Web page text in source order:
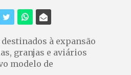
à expansão
granjas e aviários
modelo de